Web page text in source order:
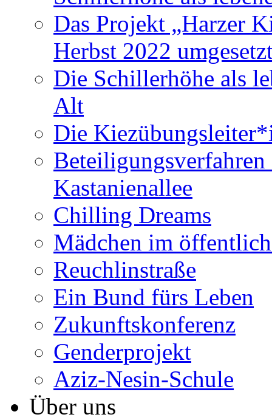
Das Projekt „Harzer
Herbst 2022
Die Schillerhöhe als
Alt
Die
Kastanienallee
Chilling Dreams
Mädchen im
Reuchlinstraße
Ein Bund fürs Leben
Zukunftskonferenz
Genderprojekt
Aziz-Nesin-Schule
Über uns